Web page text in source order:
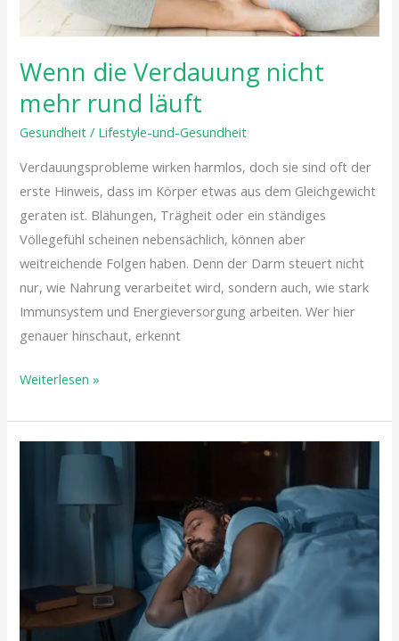
Wenn die Verdauung nicht
mehr rund läuft
Gesundheit / Lifestyle-und-Gesundheit
Verdauungsprobleme wirken harmlos, doch sie sind oft der
erste Hinweis, dass im Körper etwas aus dem Gleichgewicht
geraten ist. Blähungen, Trägheit oder ein ständiges
Völlegefühl scheinen nebensächlich, können aber
weitreichende Folgen haben. Denn der Darm steuert nicht
nur, wie Nahrung verarbeitet wird, sondern auch, wie stark
Immunsystem und Energieversorgung arbeiten. Wer hier
genauer hinschaut, erkennt
Weiterlesen »
Natürliche
erholsamem